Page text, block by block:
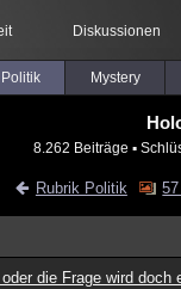
Diskussionen
Politik Mystery
8.262 Beiträge ▪
Rubrik Politik
die Frage wird doch